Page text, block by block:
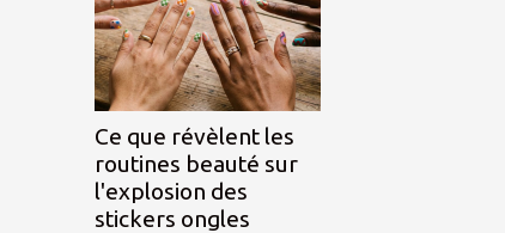
Ce que révèlent les
routines beauté sur
l'explosion des
stickers ongles